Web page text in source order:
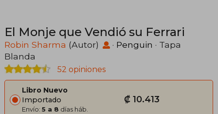
El Monje que Vendió su Ferrari
Robin Sharma (Autor) · Penguin · Tapa
Blanda
52 opiniones
Libro Nuevo
Importado
Envío: 5 a 8 días háb.
₡ 10.413